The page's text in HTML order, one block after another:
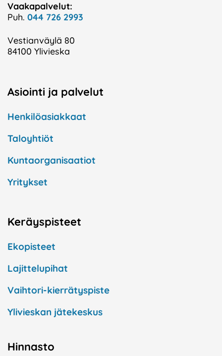
Vaakapalvelut:
Puh. 044 726 2993
Vestianväylä 80
84100 Ylivieska
Asiointi ja palvelut
Henkilöasiakkaat
Taloyhtiöt
Kuntaorganisaatiot
Yritykset
Keräyspisteet
Ekopisteet
Lajittelupihat
Vaihtori-kierrätyspiste
Ylivieskan jätekeskus
Hinnasto